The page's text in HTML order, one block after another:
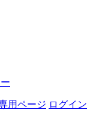
用ページ ログイン